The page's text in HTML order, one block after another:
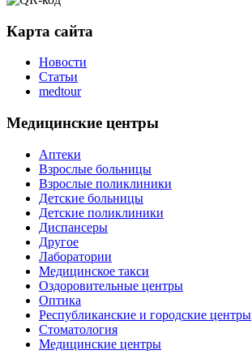
Карта сайта
Новости
Статьи
medtour
Медицинские центры
Аптеки
Взрослые больницы
Взрослые поликлиники
Детские больницы
Детские поликлиники
Диспансеры
Другое
Лаборатории
Медицинское такси
Оздоровительные центры
Оптика
Республиканские и городские центры
Стоматология
Медицинские центры